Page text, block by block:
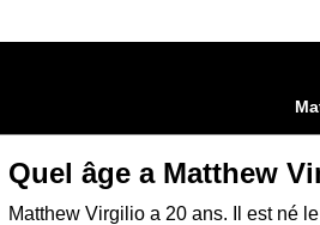
Quel âge a Matthew
Matthew Virgilio a 20 ans. Il est né